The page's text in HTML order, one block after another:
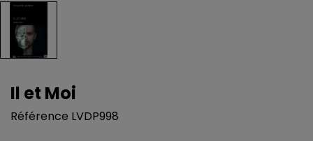
Il et Moi
Référence LVDP998